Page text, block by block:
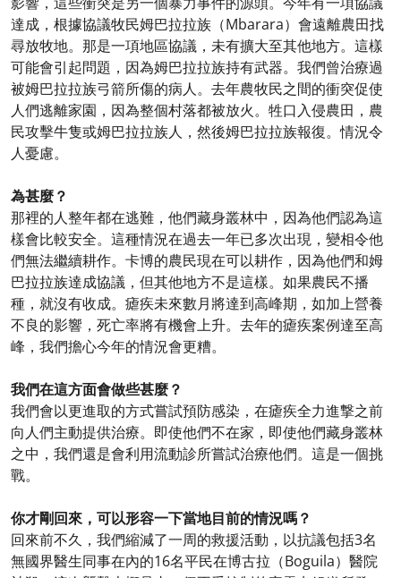
達成，根據協議牧民姆巴拉拉族（Mbarara）會遠離農田找
尋放牧地。那是一項地區協議，未有擴大至其他地方。這樣
可能會引起問題，因為姆巴拉拉族持有武器。我們曾治療過
被姆巴拉拉族弓箭所傷的病人。去年農牧民之間的衝突促使
人們逃離家園，因為整個村落都被放火。牲口入侵農田，農
民攻擊牛隻或姆巴拉拉族人，然後姆巴拉拉族報復。情況令
人憂慮。
為甚麼？
那裡的人整年都在逃難，他們藏身叢林中，因為他們認為這
樣會比較安全。這種情況在過去一年已多次出現，變相令他
們無法繼續耕作。卡博的農民現在可以耕作，因為他們和姆
巴拉拉族達成協議，但其他地方不是這樣。如果農民不播
種，就沒有收成。瘧疾未來數月將達到高峰期，如加上營養
不良的影響，死亡率將有機會上升。去年的瘧疾案例達至高
峰，我們擔心今年的情況會更糟。
我們在這方面會做些甚麼？
我們會以更進取的方式嘗試預防感染，在瘧疾全力進撃之前
向人們主動提供治療。即使他們不在家，即使他們藏身叢林
之中，我們還是會利用流動診所嘗試治療他們。這是一個挑
戰。
你才剛回來，可以形容一下當地目前的情況嗎？
回來前不久，我們縮減了一周的救援活動，以抗議包括3名
無國界醫生同事在內的16名平民在博古拉（Boguila）醫院